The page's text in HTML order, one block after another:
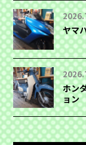
ヤマ
ホン
ョン